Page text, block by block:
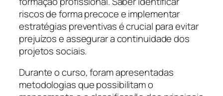
riscos de forma precoce e implementar
estratégias preventivas é crucial para evitar
prejuízos e assegurar a continuidade dos
projetos sociais.
Durante o curso, foram apresentadas
metodologias que possibilitam o